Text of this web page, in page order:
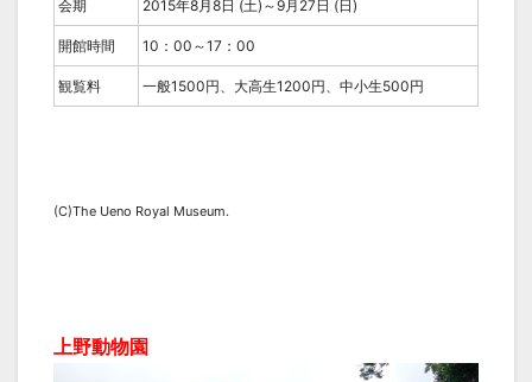
会期 2015年8月8日 (土)～9月27日 (日)
開館時間 10：00～17：00
観覧料 一般1500円、大高生1200円、中小生500円
(C)The Ueno Royal Museum.
上野動物園